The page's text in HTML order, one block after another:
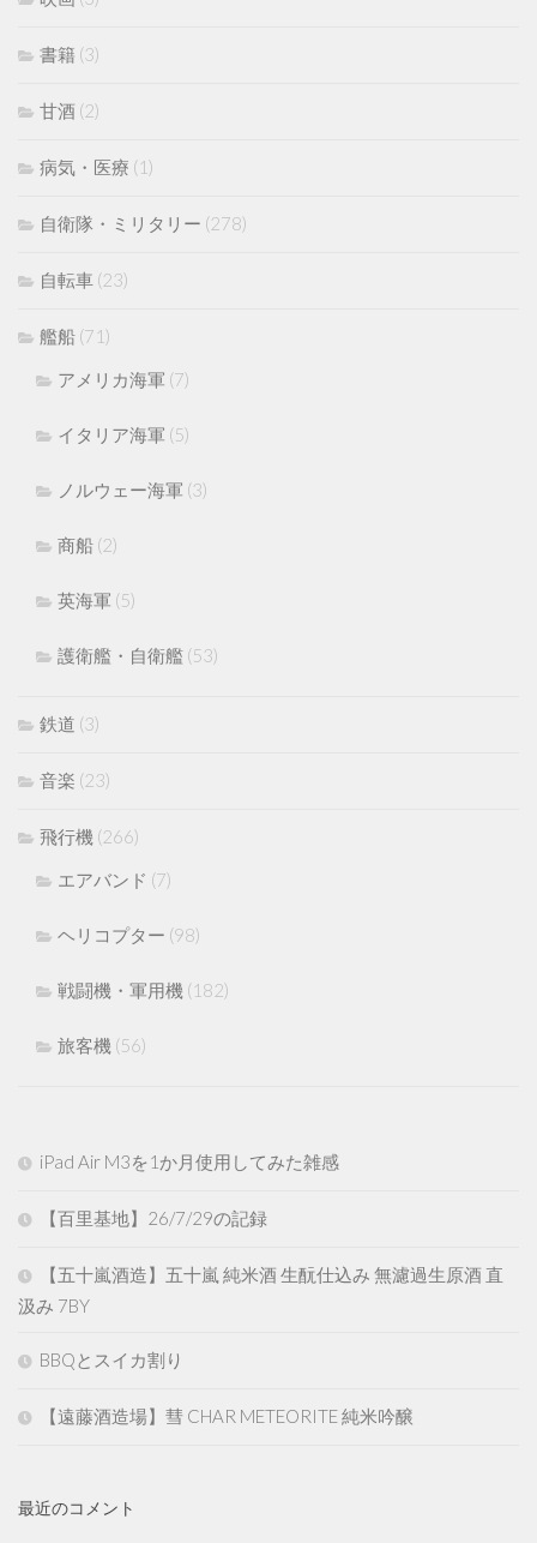
書籍 (3)
甘酒 (2)
病気・医療 (1)
自衛隊・ミリタリー (278)
自転車 (23)
艦船 (71)
アメリカ海軍 (7)
イタリア海軍 (5)
ノルウェー海軍 (3)
商船 (2)
英海軍 (5)
護衛艦・自衛艦 (53)
鉄道 (3)
音楽 (23)
飛行機 (266)
エアバンド (7)
ヘリコプター (98)
戦闘機・軍用機 (182)
旅客機 (56)
iPad Air M3を1か月使用してみた雑感
【百里基地】26/7/29の記録
【五十嵐酒造】五十嵐 純米酒 生酛仕込み 無濾過生原酒 直
汲み 7BY
BBQとスイカ割り
【遠藤酒造場】彗 CHAR METEORITE 純米吟醸
最近のコメント